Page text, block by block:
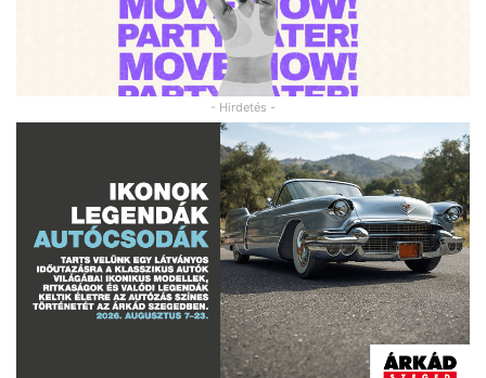
- Hirdetés -